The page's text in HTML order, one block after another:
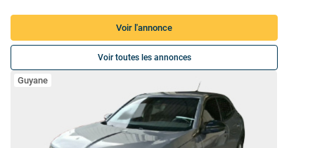
Voir l'annonce
Voir toutes les annonces
Guyane